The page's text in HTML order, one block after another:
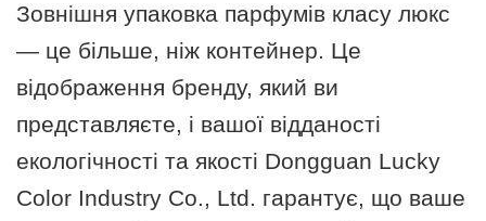
Зовнішня упаковка парфумів класу люкс
— це більше, ніж контейнер. Це
відображення бренду, який ви
представляєте, і вашої відданості
екологічності та якості Dongguan Lucky
Color Industry Co., Ltd. гарантує, що ваше